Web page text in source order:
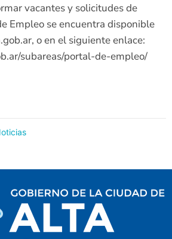
vacantes y solicitudes de
Empleo se encuentra disponible
o en el siguiente enlace:
subareas/portal-de-empleo/